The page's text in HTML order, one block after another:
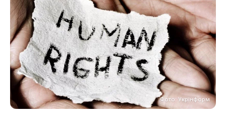
Фото: Укрінформ